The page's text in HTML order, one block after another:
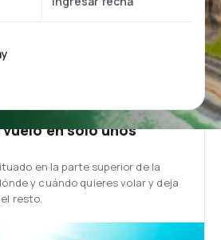
vuelo en solo unos
en la parte superior de la
y cuándo quieres volar y deja
resto.